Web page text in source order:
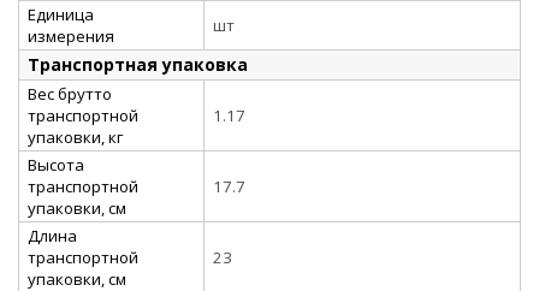
Единица
измерения
шт
Транспортная упаковка
Вес брутто
транспортной
упаковки, кг
1.17
Высота
транспортной
упаковки, см
17.7
Длина
транспортной
упаковки, см
23